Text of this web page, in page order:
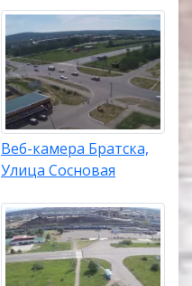
Веб-камера Братска,
Улица Сосновая